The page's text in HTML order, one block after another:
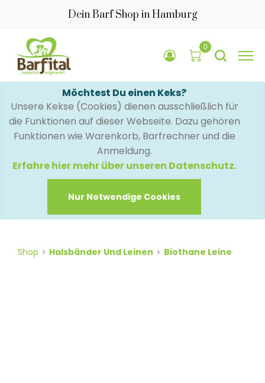
Dein Barf Shop in Hamburg
0
Möchtest Du einen Keks?
Unsere Kekse (Cookies) dienen ausschließlich für
die Funktionen auf dieser Webseite. Dazu gehören
Funktionen wie Warenkorb, Barfrechner und die
Anmeldung.
Erfahre hier mehr über unseren Datenschutz.
Nur Notwendige Cookies
Shop Halsbänder Und Leinen Biothane Leine